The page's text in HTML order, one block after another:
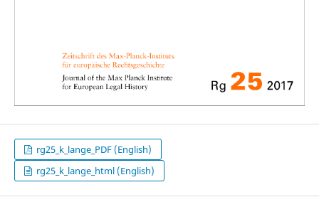
rg25_k_lange_PDF (English)
rg25_k_lange_html (English)